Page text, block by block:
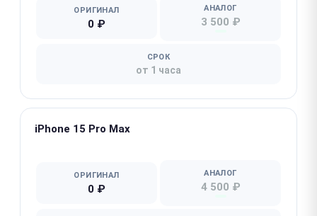
ОРИГИНАЛ
0 ₽
АНАЛОГ
3 500 ₽
СРОК
от 1 часа
iPhone 15 Pro Max
ОРИГИНАЛ
0 ₽
АНАЛОГ
4 500 ₽